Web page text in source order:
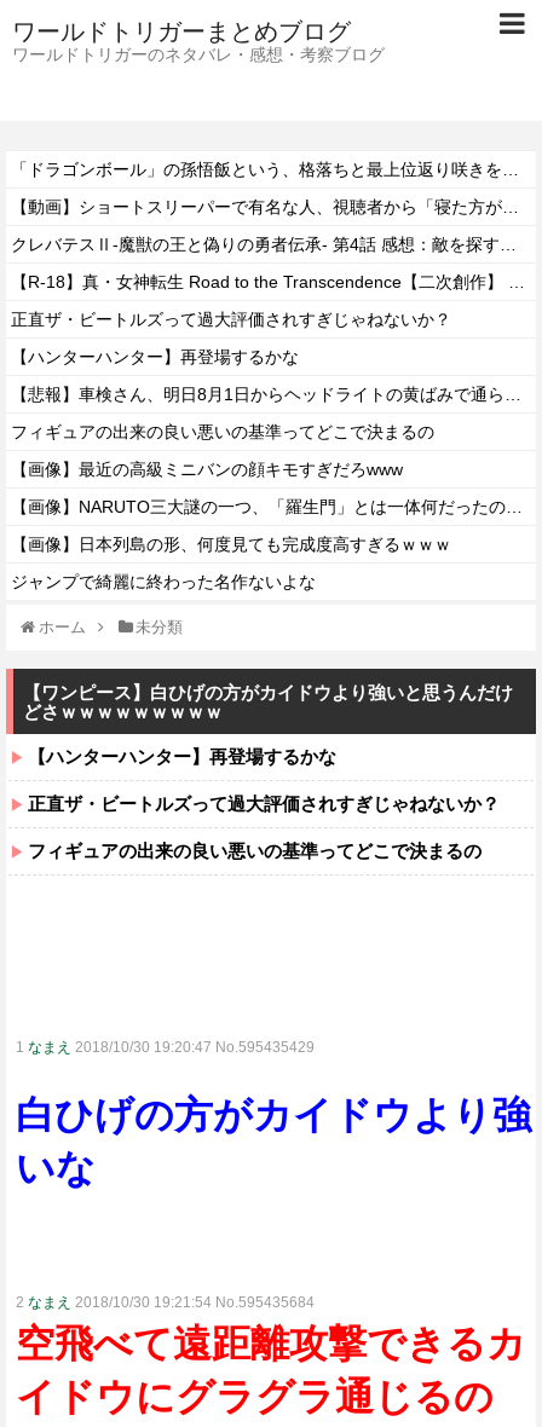
ワールドトリガーまとめブログ
ワールドトリガーのネタバレ・感想・考察ブログ
正直ザ・ビートルズって過大評価されすぎじゃねないか？
【ハンターハンター】再登場するかな
フィギュアの出来の良い悪いの基準ってどこで決まるの
【画像】最近の高級ミニバンの顔キモすぎだろwww
【画像】日本列島の形、何度見ても完成度高すぎるｗｗｗ
ジャンプで綺麗に終わった名作ないよな
ホーム 未分類
【ワンピース】白ひげの方がカイドウより強いと思うんだけ
どさｗｗｗｗｗｗｗｗｗ
【ハンターハンター】再登場するかな
正直ザ・ビートルズって過大評価されすぎじゃねないか？
フィギュアの出来の良い悪いの基準ってどこで決まるの
1 なまえ 2018/10/30 19:20:47 No.595435429
白ひげの方がカイドウより強
いな
2 なまえ 2018/10/30 19:21:54 No.595435684
空飛べて遠距離攻撃できるカ
イドウにグラグラ通じるの